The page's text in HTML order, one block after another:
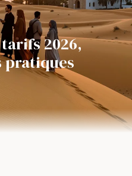
2026,